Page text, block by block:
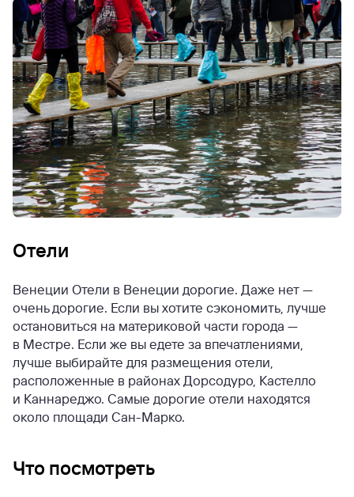
Отели
Венеции Отели в Венеции дорогие. Даже нет —
очень дорогие. Если вы хотите сэкономить, лучше
остановиться на материковой части города —
в Местре. Если же вы едете за впечатлениями,
лучше выбирайте для размещения отели,
расположенные в районах Дорсодуро, Кастелло
и Каннареджо. Самые дорогие отели находятся
около площади Сан-Марко.
Что посмотреть